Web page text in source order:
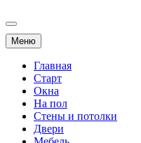
Меню
Главная
Старт
Окна
На пол
Стены и потолки
Двери